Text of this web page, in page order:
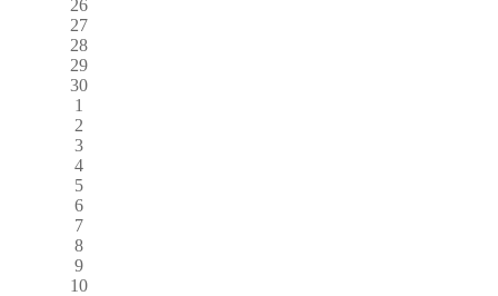
26
27
28
29
30
1
2
3
4
5
6
7
8
9
10